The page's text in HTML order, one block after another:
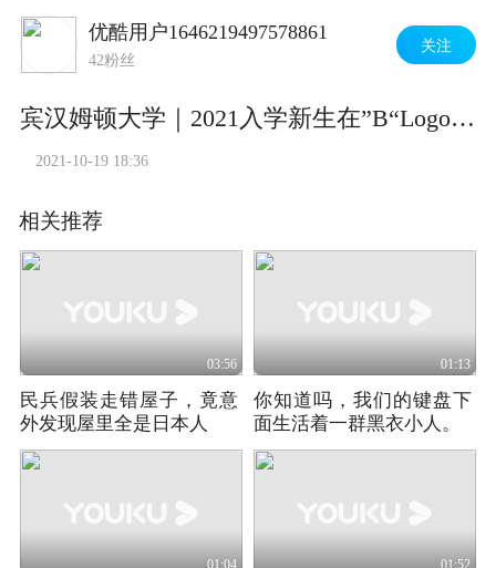
优酷用户1646219497578861
42粉丝
关注
宾汉姆顿大学｜2021入学新生在”B“Logo上的大合影
2021-10-19 18:36
相关推荐
03:56
民兵假装走错屋子，竟意
外发现屋里全是日本人
01:13
你知道吗，我们的键盘下
面生活着一群黑衣小人。
01:04 01:52